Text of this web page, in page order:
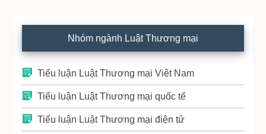
Nhóm ngành Luật Thương mại
Tiểu luận Luật Thương mại Việt Nam
Tiểu luận Luật Thương mại quốc tế
Tiểu luận Luật Thương mại điện tử